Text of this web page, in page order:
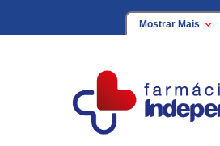
Mostrar Mais